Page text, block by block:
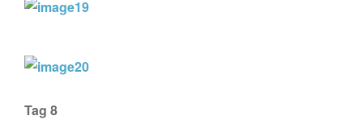
Tag 8